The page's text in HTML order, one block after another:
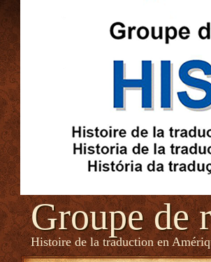
Groupe de
Histoire de la traduction en